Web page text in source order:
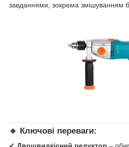
завданнями, зокрема змішуванням
🔹 Ключові переваги: